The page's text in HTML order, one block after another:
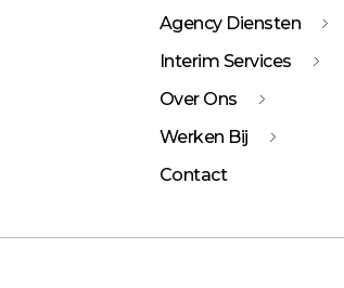
Agency Diensten
Interim Services
Over Ons
Werken Bij
Contact